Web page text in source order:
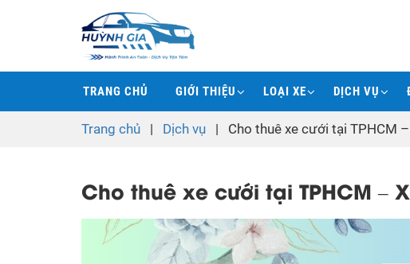
TRANG CHỦ GIỚI THIỆU LOẠI XE DỊCH VỤ
Trang chủ | Dịch vụ | Cho thuê xe cưới tại TPHCM
Cho thuê xe cưới tại TPHCM –